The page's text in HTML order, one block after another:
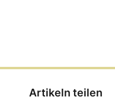
Artikeln teilen